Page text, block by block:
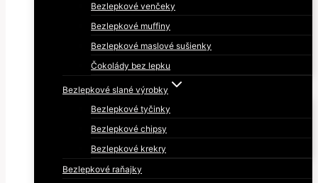
Bezlepkové venčeky
Bezlepkové muffiny
Bezlepkové maslové sušienky
Čokolády bez lepku
Bezlepkové slané výrobky
Bezlepkové tyčinky
Bezlepkové chipsy
Bezlepkové krekry
Bezlepkové raňajky